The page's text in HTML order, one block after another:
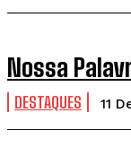
Nossa
DESTAQUES 11